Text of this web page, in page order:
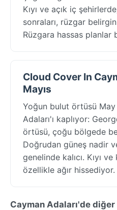
Kıyı ve açık iç
sonraları, rüzgar
Rüzgara hassas planlar
Cloud Cover In
Mayıs
Yoğun bulut örtüsü May
Adaları'ı kaplıyor:
örtüsü, çoğu bölgede
Doğrudan güneş nadir
genelinde kalıcı. Kıyı
özellikle ağır hissediyor.
Cayman Adaları'de